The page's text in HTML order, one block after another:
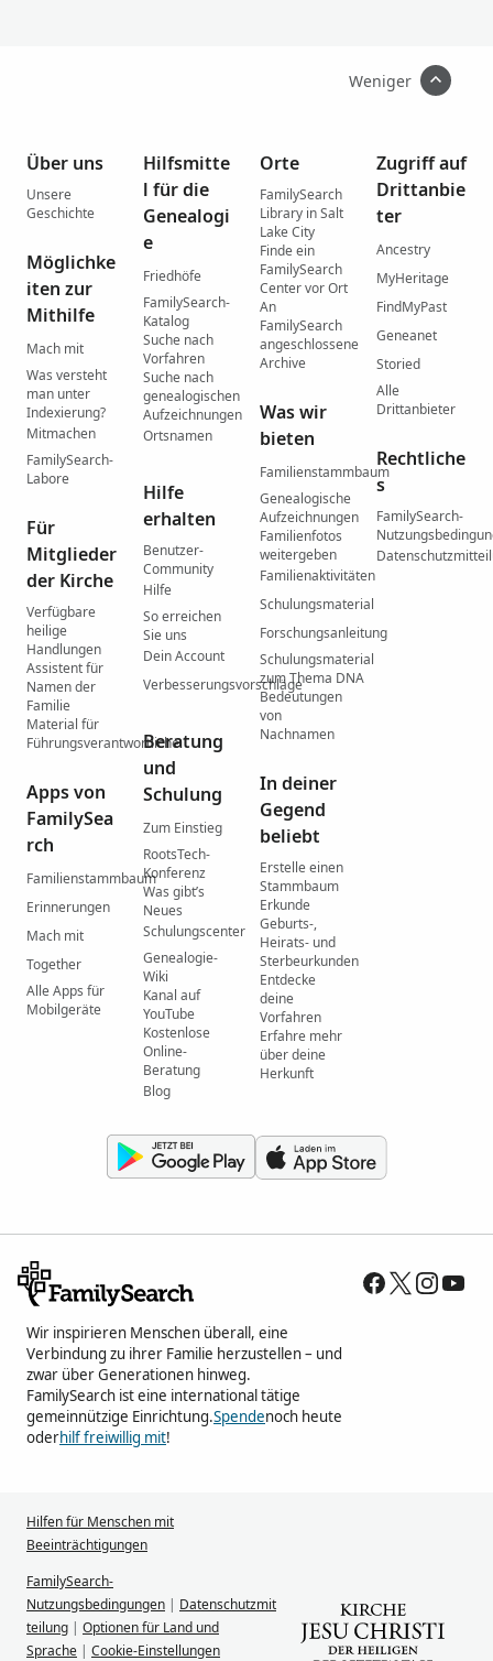
Weniger
Über uns
Unsere
Geschichte
Möglichke
iten zur
Mithilfe
Mach mit
Was versteht
man unter
Indexierung?
Mitmachen
FamilySearch-
Labore
Für
Mitglieder
der Kirche
Verfügbare
heilige
Handlungen
Assistent für
Namen der
Familie
Material für
Führungsverantwortliche
Apps von
FamilySea
rch
Familienstammbaum
Erinnerungen
Mach mit
Together
Alle Apps für
Mobilgeräte
Hilfsmitte
l für die
Genealogi
e
Friedhöfe
FamilySearch-
Katalog
Suche nach
Vorfahren
Suche nach
genealogischen
Aufzeichnungen
Ortsnamen
Hilfe
erhalten
Benutzer-
Community
Hilfe
So erreichen
Sie uns
Dein Account
Verbesserungsvorschläge
Beratung
und
Schulung
Zum Einstieg
RootsTech-
Konferenz
Was gibtʼs
Neues
Schulungscenter
Genealogie-
Wiki
Kanal auf
YouTube
Kostenlose
Online-
Beratung
Blog
Orte
FamilySearch
Library in Salt
Lake City
Finde ein
FamilySearch
Center vor Ort
An
FamilySearch
angeschlossene
Archive
Was wir
bieten
Familienstammbaum
Genealogische
Aufzeichnungen
Familienfotos
weitergeben
Familienaktivitäten
Schulungsmaterial
Forschungsanleitung
Schulungsmaterial
zum Thema DNA
Bedeutungen
von
Nachnamen
In deiner
Gegend
beliebt
Erstelle einen
Stammbaum
Erkunde
Geburts-,
Heirats- und
Sterbeurkunden
Entdecke
deine
Vorfahren
Erfahre mehr
über deine
Herkunft
Zugriff auf
Drittanbie
ter
Ancestry
MyHeritage
FindMyPast
Geneanet
Storied
Alle
Drittanbieter
Rechtliche
s
FamilySearch-
Wir inspirieren Menschen überall, eine
Verbindung zu ihrer Familie herzustellen – und
zwar über Generationen hinweg.
FamilySearch ist eine international tätige
gemeinnützige Einrichtung.Spendenoch heute
oderhilf freiwillig mit!
Hilfen für Menschen mit
Beeinträchtigungen
FamilySearch-
Nutzungsbedingungen | Datenschutzmit
teilung | Optionen für Land und
Sprache | Cookie-Einstellungen